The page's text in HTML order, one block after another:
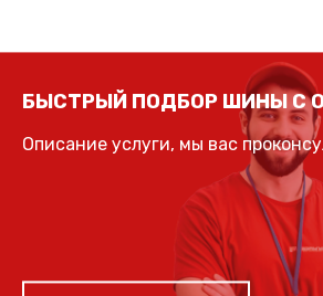
БЫСТРЫЙ ПОДБОР ШИНЫ С
Описание услуги, мы вас